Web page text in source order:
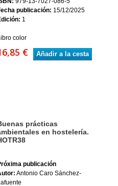
publicación: 15/12/2025
1
color
€ Añadir a la cesta
prácticas
en hostelería.
publicación
Antonio Caro Sánchez-